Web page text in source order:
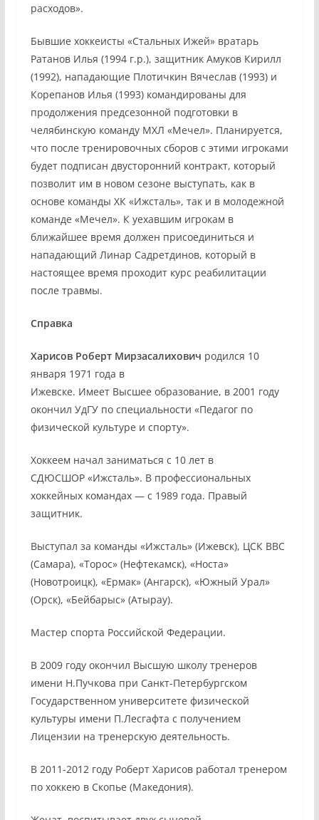
расходов».
Бывшие хоккеисты «Стальных Ижей» вратарь
Ратанов Илья (1994 г.р.), защитник Амуков Кирилл
(1992), нападающие Плотичкин Вячеслав (1993) и
Корепанов Илья (1993) командированы для
продолжения предсезонной подготовки в
челябинскую команду МХЛ «Мечел». Планируется,
что после тренировочных сборов с этими игроками
будет подписан двусторонний контракт, который
позволит им в новом сезоне выступать, как в
основе команды ХК «Ижсталь», так и в молодежной
команде «Мечел». К уехавшим игрокам в
ближайшее время должен присоединиться и
нападающий Линар Садретдинов, который в
настоящее время проходит курс реабилитации
после травмы.
Справка
Харисов Роберт Мирзасалихович родился 10
января 1971 года в
Ижевске. Имеет Высшее образование, в 2001 году
окончил УдГУ по специальности «Педагог по
физической культуре и спорту».
Хоккеем начал заниматься с 10 лет в
СДЮСШОР «Ижсталь». В профессиональных
хоккейных командах — с 1989 года. Правый
защитник.
Выступал за команды «Ижсталь» (Ижевск), ЦСК ВВС
(Самара), «Торос» (Нефтекамск), «Носта»
(Новотроицк), «Ермак» (Ангарск), «Южный Урал»
(Орск), «Бейбарыс» (Атырау).
Мастер спорта Российской Федерации.
В 2009 году окончил Высшую школу тренеров
имени Н.Пучкова при Санкт-Петербургском
Государственном университете физической
культуры имени П.Лесгафта с получением
Лицензии на тренерскую деятельность.
В 2011-2012 году Роберт Харисов работал тренером
по хоккею в Скопье (Македония).